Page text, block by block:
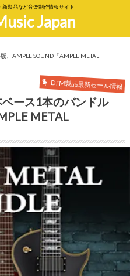
製品など音楽制作情報サイト
Japan
、AMPLE SOUND「AMPLE METAL
DTM製品最新セール情報
ース1本のバンドル
METAL